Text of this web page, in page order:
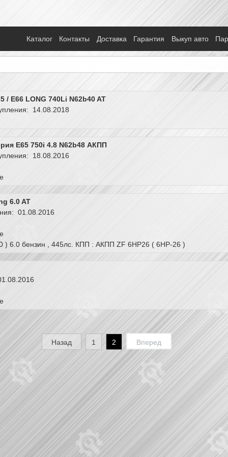
Каталог Контакты Доставка Гарантия Выкуп авто
/ E66 LONG 740Li N62b40 AT
14.08.2018
E65 750i 4.8 N62b48 АКПП
18.08.2016
6.0 AT
01.08.2016
) 6.0 бензин , 445лс. КПП : АКПП ZF 6HP26 ( 6HP-26
Назад 1 2 Вперед